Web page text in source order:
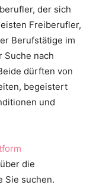
der sich
Freiberufler,
Berufstätige im
Suche nach
dürften von
begeistert
und
die
Sie suchen.